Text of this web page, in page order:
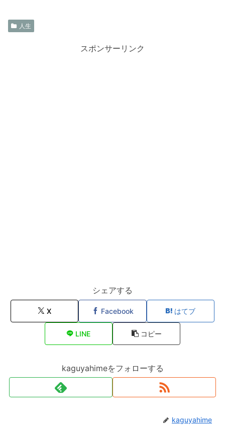
人生
スポンサーリンク
シェアする
X Facebook はてブ
LINE コピー
kaguyahimeをフォローする
kaguyahime